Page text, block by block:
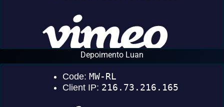
Depoimento Luan